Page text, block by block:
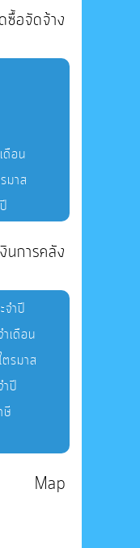
ซื้อจัดจ้าง
ดือน
มาส
นการคลัง
จำปี
เดือน
รมาส
ำปี
ษี
Map